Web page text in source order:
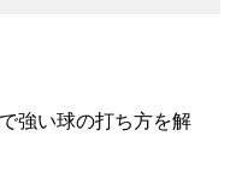
強い球の打ち方を解